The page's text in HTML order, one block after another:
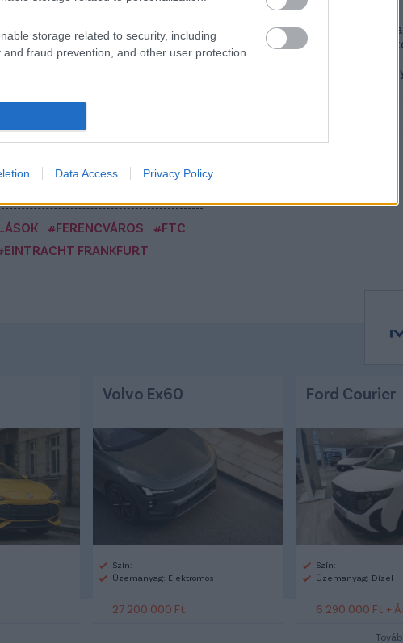
storage related to security, including
fraud prevention, and other user protection.
Data Access Privacy Policy
Elolvasom
legyen a Google-
#FERENCVÁROS
#FTC
FRANKFURT
Betlehem: „Örülök, hogy jó az
végzünk, és jó a csapat, ami
Gyorshír: Betlehem Dávid EB-
Volvo Ex60
Szín:
Üzemanyag: Elektromos
27 200 000 Ft
Ford Courier
Szín:
Üzemanyag: Dízel
6 290 000 Ft +